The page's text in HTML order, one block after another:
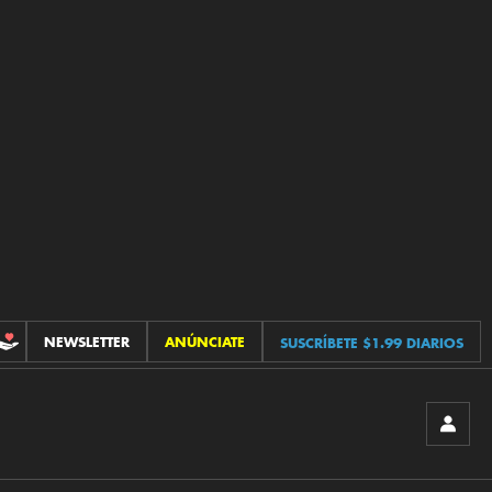
CONTRIBUCIONES
NEWSLETTER ANÚNCIATE SUSCRÍBETE $1.99 DIARIOS